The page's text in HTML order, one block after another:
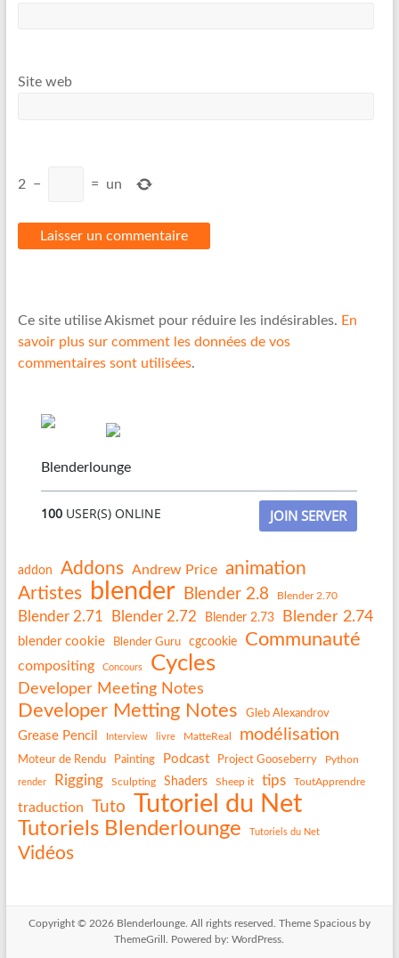
Site web
2 − = un
Ce site utilise Akismet pour réduire les indésirables. En
savoir plus sur comment les données de vos
commentaires sont utilisées.
Blenderlounge
100 USER(S) ONLINE JOIN SERVER
addon Addons Andrew Price animation
Artistes
blender Blender 2.8 Blender 2.70
Blender 2.71 Blender 2.72 Blender 2.73 Blender 2.74
blender cookie Blender Guru cgcookie Communauté
compositing Concours Cycles
Developer Meeting Notes
Developer Metting Notes Gleb Alexandrov
Grease Pencil Interview livre MatteReal modélisation
Moteur de Rendu Painting Podcast Project Gooseberry Python
render Rigging Sculpting Shaders Sheep it tips ToutApprendre
traduction Tuto Tutoriel du Net
Tutoriels Blenderlounge Tutoriels du Net
Vidéos
Copyright © 2026 Blenderlounge. All rights reserved. Theme Spaciousby
ThemeGrill. Powered by:WordPress